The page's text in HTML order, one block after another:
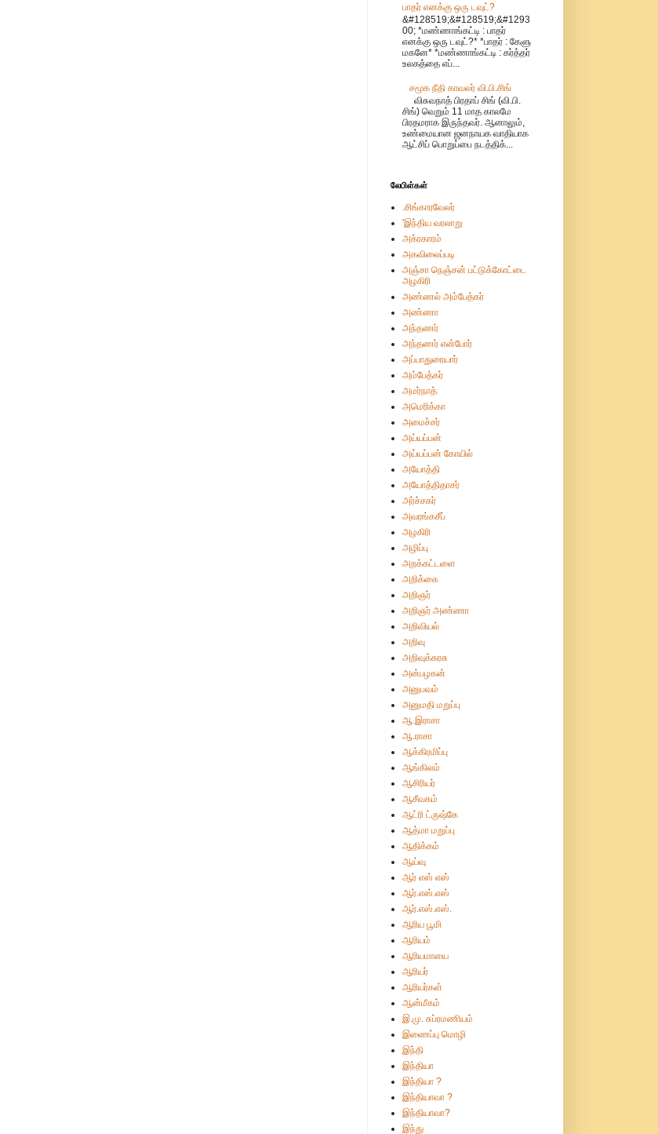
பாதர் எனக்கு ஒரு டவுட்?
&#128519;&#128519;&#1293
00; *மண்ணாங்கட்டி : பாதர்
எனக்கு ஒரு டவுட்?* *பாதர் : கேளு
மகனே* *மண்ணாங்கட்டி : கர்த்தர்
உலகத்தை எப்...
சமூக நீதி காவலர் வி.பி.சிங்
விசுவநாத் பிரதாப் சிங் (வி.பி.
சிங்) வெறும் 11 மாத காலமே
பிரதமராக இருந்தவர். ஆனாலும்,
உண்மையான ஜனநாயக வாதியாக
ஆட்சிப் பொறுப்பை நடத்திக்...
லேபிள்கள்
.சிங்காரவேலர்
'இந்திய வரலாறு
அக்ரகாரம்
அகவிலைப்படி
அஞ்சா நெஞ்சன் பட்டுக்கோட்டை
அழகிரி
அண்ணல் அம்பேத்கர்
அண்ணா
அந்தணர்
அந்தணர் என்போர்
அப்பாதுரையார்
அம்பேத்கர்
அமர்நாத்
அமெரிக்கா
அமைச்சர்
அய்யப்பன்
அய்யப்பன் கோயில்
அயோத்தி
அயோத்திதாசர்
அர்ச்சகர்
அவரங்கசீப்
அழகிரி
அழிப்பு
அறக்கட்டளை
அறிக்கை
அறிஞர்
அறிஞர் அண்ணா
அறிவியல்
அறிவு
அறிவுக்கரசு
அன்பழகன்
அனுபவம்
அனுமதி மறுப்பு
ஆ.இராசா
ஆ.ராசா
ஆக்கிரமிப்பு
ஆங்கிலம்
ஆசிரியர்
ஆசீவகம்
ஆட்ரி ட்ருஷ்கே
ஆத்மா மறுப்பு
ஆதிக்கம்
ஆய்வு
ஆர் எஸ் எஸ்
ஆர்.எஸ்.எஸ்
ஆர்.எஸ்.எஸ்.
ஆரிய பூமி
ஆரியம்
ஆரியமாயை
ஆரியர்
ஆரியர்கள்
ஆன்மீகம்
இ.மு. சுப்ரமணியம்
இணைப்பு மொழி
இந்தி
இந்தியா
இந்தியா ?
இந்தியாவா ?
இந்தியாவா?
இந்து